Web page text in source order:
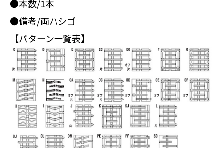
●本数/1本
●備考/両ハシゴ
【パターン一覧表】